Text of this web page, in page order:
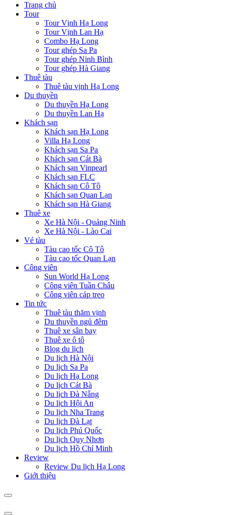
Trang chủ
Tour
Tour Vịnh Hạ Long
Tour Vịnh Lan Hạ
Combo Hạ Long
Tour ghép Sa Pa
Tour ghép Ninh Bình
Tour ghép Hà Giang
Thuê tàu
Thuê tàu vịnh Hạ Long
Du thuyền
Du thuyền Hạ Long
Du thuyền Lan Hạ
Khách sạn
Khách sạn Hạ Long
Villa Hạ Long
Khách sạn Sa Pa
Khách sạn Cát Bà
Khách sạn Vinpearl
Khách sạn FLC
Khách sạn Cô Tô
Khách sạn Quan Lạn
Khách sạn Hà Giang
Thuê xe
Xe Hà Nội - Quảng Ninh
Xe Hà Nội - Lào Cai
Vé tàu
Tàu cao tốc Cô Tô
Tàu cao tốc Quan Lạn
Công viên
Sun World Hạ Long
Công viên Tuần Châu
Công viên cáp treo
Tin tức
Thuê tàu thăm vịnh
Du thuyền ngủ đêm
Thuê xe sân bay
Thuê xe ô tô
Blog du lịch
Du lịch Hà Nội
Du lịch Sa Pa
Du lịch Hạ Long
Du lịch Cát Bà
Du lịch Đà Nẵng
Du lịch Hội An
Du lịch Nha Trang
Du lịch Đà Lạt
Du lịch Phú Quốc
Du lịch Quy Nhơn
Du lịch Hồ Chí Minh
Review
Review Du lịch Hạ Long
Giới thiệu